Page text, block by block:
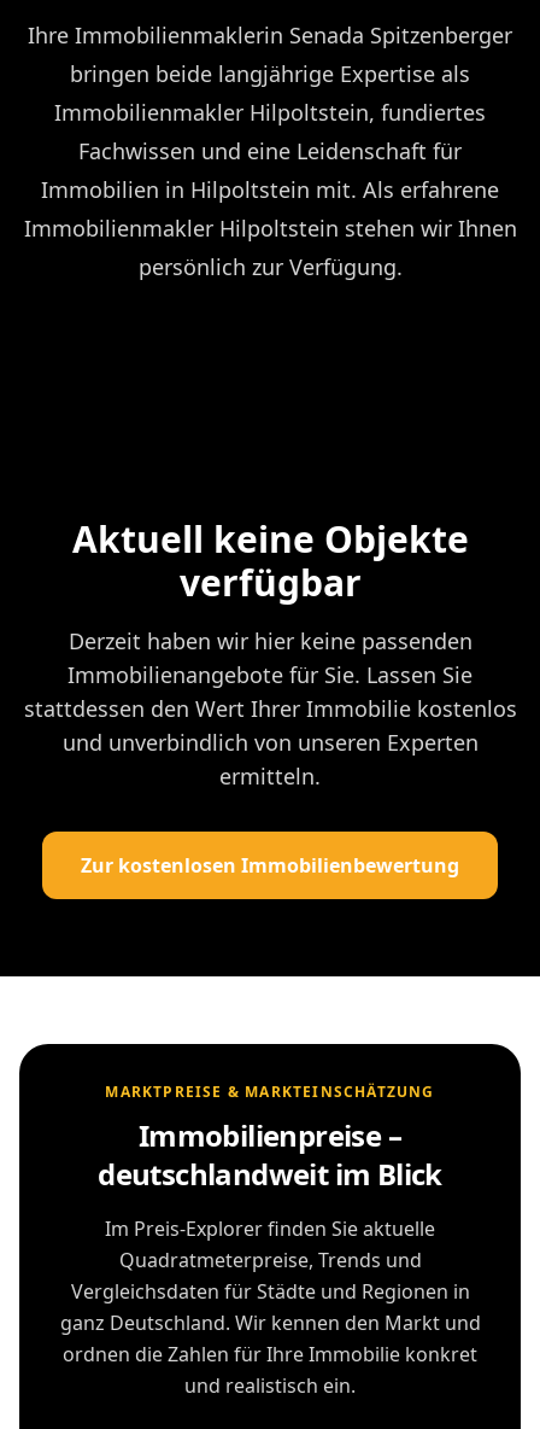
Ihre Immobilienmaklerin Senada Spitzenberger
bringen beide langjährige Expertise als
Immobilienmakler Hilpoltstein, fundiertes
Fachwissen und eine Leidenschaft für
Immobilien in Hilpoltstein mit. Als erfahrene
Immobilienmakler Hilpoltstein stehen wir Ihnen
persönlich zur Verfügung.
Aktuell keine Objekte
verfügbar
Derzeit haben wir hier keine passenden
Immobilienangebote für Sie. Lassen Sie
stattdessen den Wert Ihrer Immobilie kostenlos
und unverbindlich von unseren Experten
ermitteln.
Zur kostenlosen Immobilienbewertung
MARKTPREISE & MARKTEINSCHÄTZUNG
Immobilienpreise –
deutschlandweit im Blick
Im Preis-Explorer finden Sie aktuelle
Quadratmeterpreise, Trends und
Vergleichsdaten für Städte und Regionen in
ganz Deutschland. Wir kennen den Markt und
ordnen die Zahlen für Ihre Immobilie konkret
und realistisch ein.